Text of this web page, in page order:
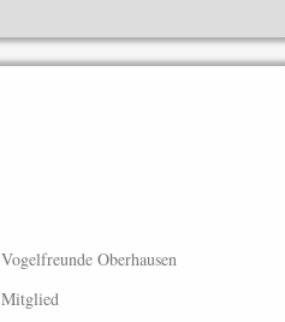
Vogelfreunde Oberhausen
Mitglied